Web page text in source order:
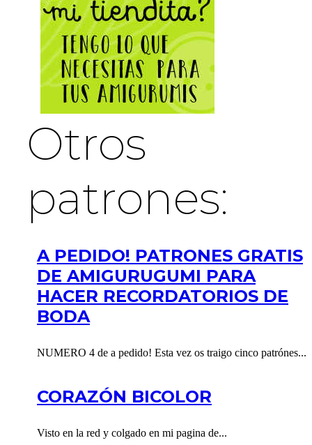
Otros
patrones:
A PEDIDO! PATRONES GRATIS
DE AMIGURUGUMI PARA
HACER RECORDATORIOS DE
BODA
NUMERO 4 de a pedido! Esta vez os traigo cinco patrónes...
CORAZÓN BICOLOR
Visto en la red y colgado en mi pagina de...